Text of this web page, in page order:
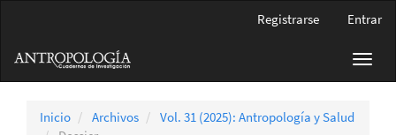
principal
Barra
Registrarse Entrar
Inicio Archivos
Vol. 31 (2025): Antropología y Salud